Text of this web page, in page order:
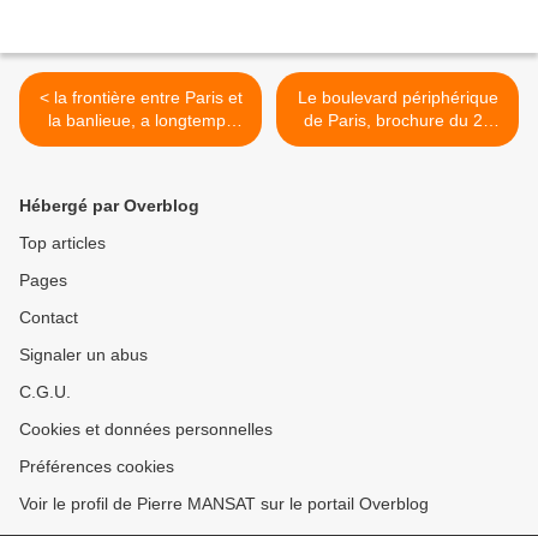
< la frontière entre Paris et
la banlieue, a longtemps
été sacrifiée par les
Monde
Le boulevard périphérique
de Paris, brochure du 25
avril 1973 >
Hébergé par Overblog
Top articles
Pages
Contact
Signaler un abus
C.G.U.
Cookies et données personnelles
Préférences cookies
Voir le profil de Pierre MANSAT sur le portail Overblog